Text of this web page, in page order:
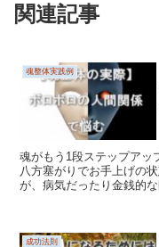
関連記事
魂整体実践例
魂がもう1段ステップアッ
八方塞がりでお手上げの
が、病気だったり金銭的
成功法則